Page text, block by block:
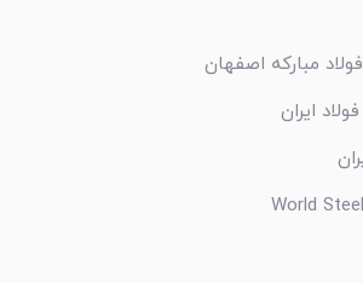
مبارکه اصفهان
ایران
World